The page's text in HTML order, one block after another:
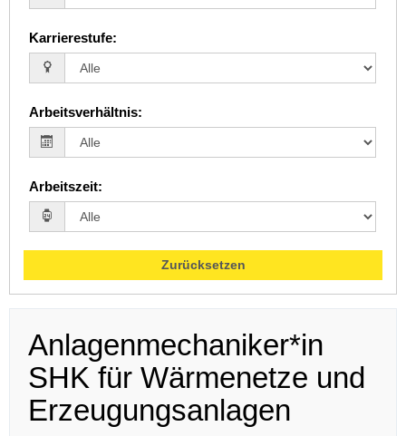
Karrierestufe:
Arbeitsverhältnis:
Arbeitszeit:
Zurücksetzen
Anlagenmechaniker*in
SHK für Wärmenetze und
Erzeugungsanlagen